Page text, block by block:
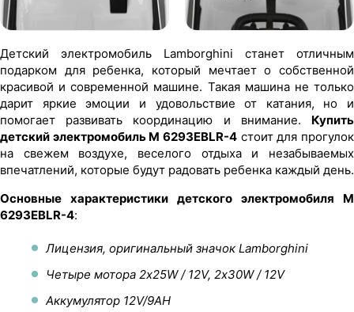
Детский электромобиль Lamborghini станет отличным
подарком для ребенка, который мечтает о собственной
красивой и современной машине. Такая машина не только
дарит яркие эмоции и удовольствие от катания, но и
помогает развивать координацию и внимание. Купить
детский электромобиль M 6293EBLR-4 стоит для прогулок
на свежем воздухе, веселого отдыха и незабываемых
впечатлений, которые будут радовать ребенка каждый день.
Основные характеристики детского электромобиля M
6293EBLR-4:
Лицензия, оригинальный значок Lamborghini
Четыре мотора 2х25W / 12V, 2х30W / 12V
Аккумулятор 12V/9AH